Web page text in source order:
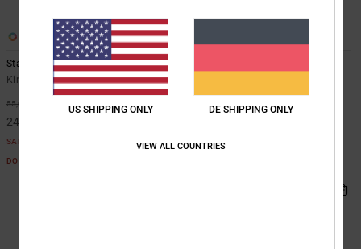
Stag
Kinder Blau Lederschuhe
55,00 €
24,75 €
SALE
DOPPELTER RABATT EXTRA 25 %
SALE
US SHIPPING ONLY DE SHIPPING ONLY
VIEW ALL COUNTRIES